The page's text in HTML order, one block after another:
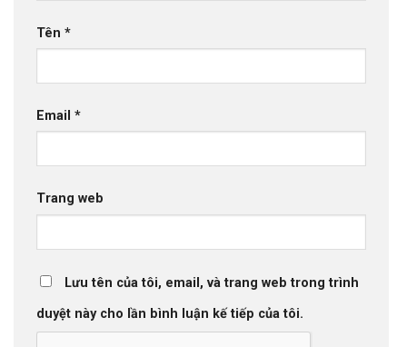
Tên *
Email *
Trang web
Lưu tên của tôi, email, và trang web trong trình
duyệt này cho lần bình luận kế tiếp của tôi.